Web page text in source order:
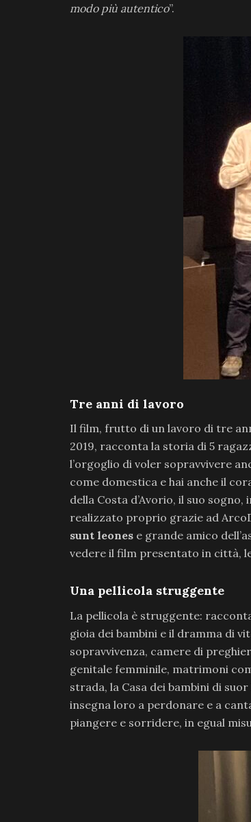
modo più autentico”.
Tre anni di lavoro
Il film, frutto di un lavoro di tre
2019, racconta la storia di 5
l’orgoglio di voler sopravvivere
come domestica e hai anche il
della Costa d’Avorio, il suo
realizzato proprio grazie ad
sunt leones e grande amico
vedere il film presentato in città,
Una pellicola struggente
La pellicola è struggente:
gioia dei bambini e il dramma di
sopravvivenza, camere di
genitale femminile, matrimoni
strada, la Casa dei bambini di
insegna loro a perdonare e a
piangere e sorridere, in egual